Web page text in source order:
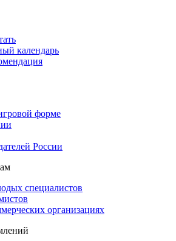
календарь
форме
России
специалистов
организациях